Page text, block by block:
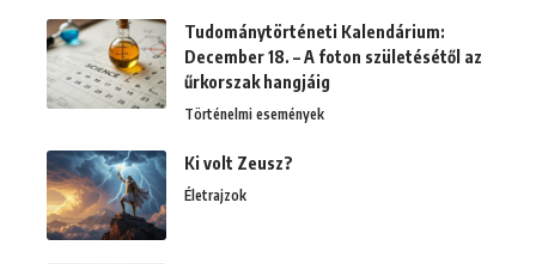
Tudománytörténeti Kalendárium:
December 18. – A foton születésétől az
űrkorszak hangjáig
Történelmi események
Ki volt Zeusz?
Életrajzok